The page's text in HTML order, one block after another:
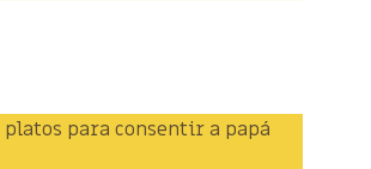
platos para consentir a papá